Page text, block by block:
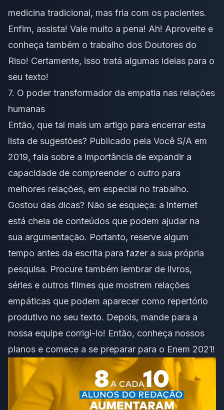
medicina tradicional, mas fria com os pacientes.
Enfim, assista! Vale muito a pena! Ah! Aproveite e
conheça também o trabalho dos Doutores do
Riso! Certamente, isso tratá algumas ideias para o
seu texto!
7. O poder transformador da empatia nas relações
humanas
Então, que tal mais um artigo para encerrar esta
lista de sugestões? Publicado pela Você S/A em
2019, fala sobre a importância de expandir a
capacidade de compreender o outro para
melhores relações, em especial no trabalho.
Gostou das dicas? Não se esqueça: a internet
está cheia de conteúdos que podem ajudar na
sua argumentação. Portanto, reserve algum
tempo antes da escrita para fazer a sua própria
pesquisa. Procure também lembrar de livros,
séries e outros filmes que mostrem relações
empáticas que podem aparecer como repertório
produtivo no seu texto. Depois, mande para a
nossa equipe corrigi-lo! Então, conheça nossos
planos e comece a se preparar para o Enem 2021!